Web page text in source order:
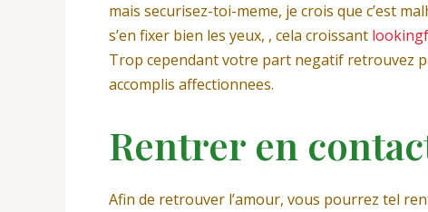
mais securisez-toi-meme, je crois que c’est
s’en fixer bien les yeux, , cela croissant
Trop cependant votre part negatif retrouvez
accomplis affectionnees.
Rentrer en
Afin de retrouver l’amour, vous pourrez tel